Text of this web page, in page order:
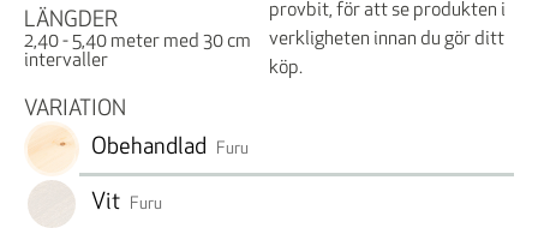
LÄNGDER
2,40 - 5,40 meter med 30 cm
intervaller
provbit, för att se produkten i
verkligheten innan du gör ditt
köp.
VARIATION
Obehandlad
Furu
Vit Furu